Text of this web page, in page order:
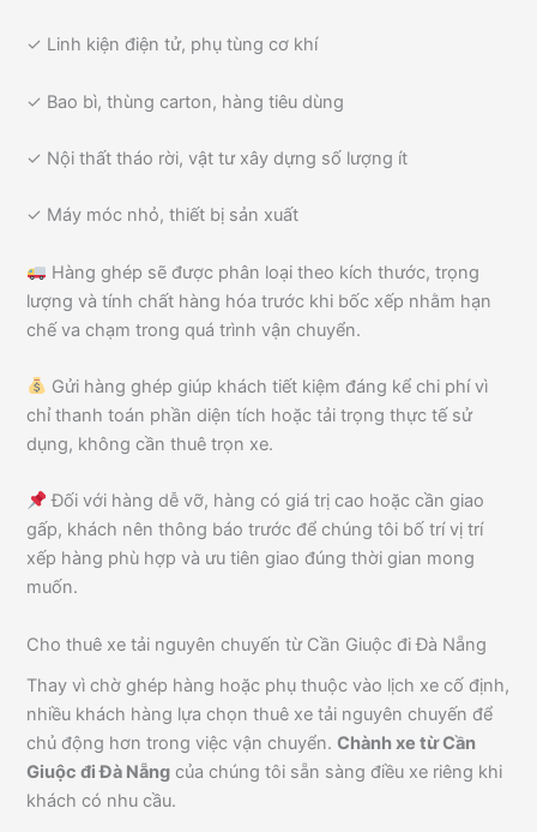
✓ Linh kiện điện tử, phụ tùng cơ khí
✓ Bao bì, thùng carton, hàng tiêu dùng
✓ Nội thất tháo rời, vật tư xây dựng số lượng ít
✓ Máy móc nhỏ, thiết bị sản xuất
Hàng ghép sẽ được phân loại theo kích thước, trọng
lượng và tính chất hàng hóa trước khi bốc xếp nhằm hạn
chế va chạm trong quá trình vận chuyển.
Gửi hàng ghép giúp khách tiết kiệm đáng kể chi phí vì
chỉ thanh toán phần diện tích hoặc tải trọng thực tế sử
dụng, không cần thuê trọn xe.
Đối với hàng dễ vỡ, hàng có giá trị cao hoặc cần giao
gấp, khách nên thông báo trước để chúng tôi bố trí vị trí
xếp hàng phù hợp và ưu tiên giao đúng thời gian mong
muốn.
Cho thuê xe tải nguyên chuyến từ Cần Giuộc đi Đà Nẵng
Thay vì chờ ghép hàng hoặc phụ thuộc vào lịch xe cố định,
nhiều khách hàng lựa chọn thuê xe tải nguyên chuyến để
chủ động hơn trong việc vận chuyển.Chành xe từ Cần
Giuộc đi Đà Nẵng của chúng tôi sẵn sàng điều xe riêng khi
khách có nhu cầu.